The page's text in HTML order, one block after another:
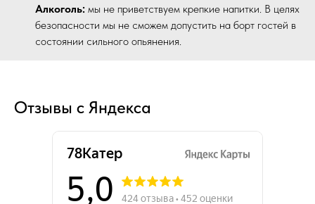
Алкоголь: мы не приветствуем крепкие напитки. В целях
безопасности мы не сможем допустить на борт гостей в
состоянии сильного опьянения.
Отзывы с Яндекса